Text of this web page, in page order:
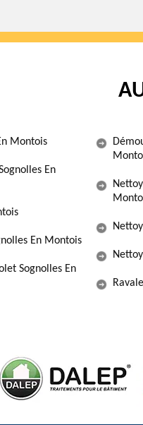
Montois
En
En Montois
Sognolles En